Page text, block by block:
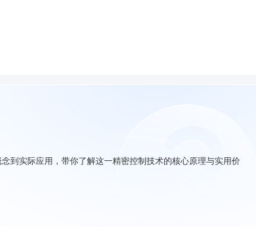
到实际应用，带你了解这一精密控制技术的核心原理与实用价